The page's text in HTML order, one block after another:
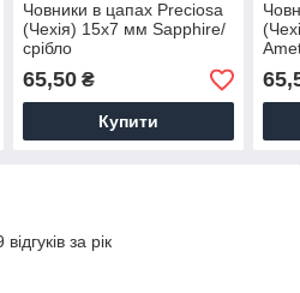
Човники в цапах Preciosa
(Чехія) 15x7 мм Sapphire/
срібло
65,50₴
Купити
за рік